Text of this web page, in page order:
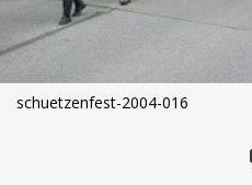
schuetzenfest-2004-016